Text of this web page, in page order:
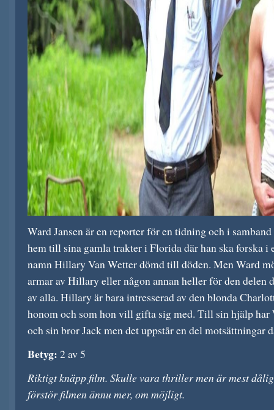
Ward Jansen är en reporter för en tidning och i
hem till sina gamla trakter i Florida där han ska forska
namn Hillary Van Wetter dömd till döden. Men Ward
armar av Hillary eller någon annan heller för den delen
av alla. Hillary är bara intresserad av den blonda
honom och som hon vill gifta sig med. Till sin hjälp har
och sin bror Jack men det uppstår en del motsättningar
Betyg: 2 av 5
Riktigt knäpp film. Skulle vara thriller men är mest
förstör filmen ännu mer, om möjligt.